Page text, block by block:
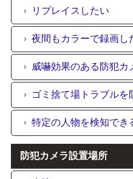
リプレイスしたい
夜間もカラーで録画し
威嚇効果のある防犯カ
ゴミ捨て場トラブルを
特定の人物を検知でき
防犯カメラ設置場所